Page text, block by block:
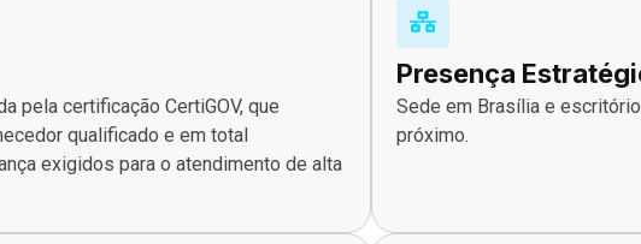
pela certificação CertiGOV, que
qualificado e em total
exigidos para o atendimento de alta
Presença
Sede em Brasília e
próximo.